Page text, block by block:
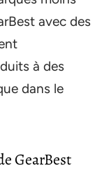
avec des
à des
dans le
GearBest